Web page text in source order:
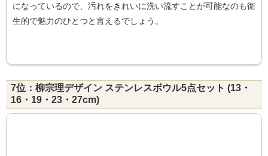
になっているので、汚れをきれいに洗い流すことが可能なのも衛
生的で魅力のひとつと言えるでしょう。
7位：柳宗理デザイン ステンレスボウル5点セット (13・
16・19・23・27cm)